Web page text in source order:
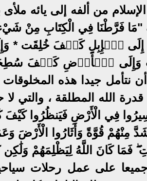
من ألفه إلى يائه
"مَا فَرَّطْنَا فِي الْكِتَابِ مِنْ
إِلَى ٱلۡإِبِلِ كَيۡفَ خُلِقَت *
ٱلۡأَرۡضِ كَيۡفَ سُطِحَت
أن نتأمل جيدا هذه
الله المطلقة ، والتي
فِي الْأَرْضِ فَيَنظُرُوا كَيْفَ
مِنْهُمْ قُوَّةً وَأَثَارُوا الْأَرْضَ
فَمَا كَانَ اللَّهُ لِيَظْلِمَهُمْ
على عمل رحلات